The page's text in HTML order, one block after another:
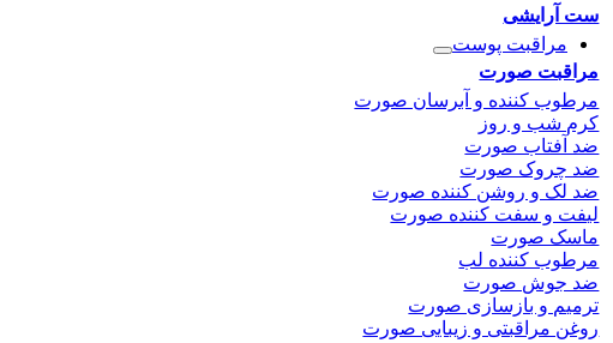
ست آرایشی
مراقبت پوست
مراقبت صورت
مرطوب کننده و آبرسان صورت
کرم شب و روز
ضد آفتاب صورت
ضد چروک صورت
ضد لک و روشن کننده صورت
لیفت و سفت کننده صورت
ماسک صورت
مرطوب کننده لب
ضد جوش صورت
ترمیم و بازسازی صورت
روغن مراقبتی و زیبایی صورت